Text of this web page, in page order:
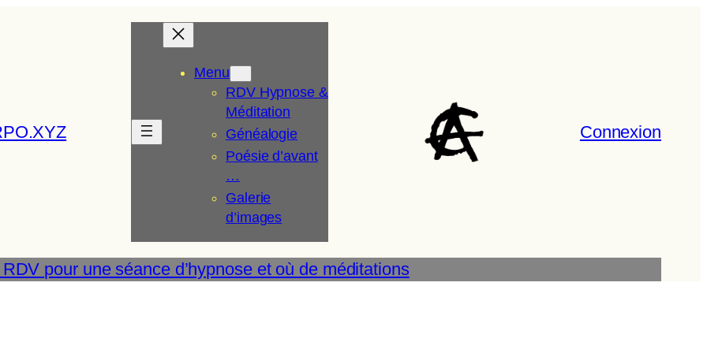
Menu
RDV Hypnose &
Méditation
Généalogie
Poésie d’avant
…
Galerie
d’images
Connexion
pour une séance d’hypnose et où de méditations